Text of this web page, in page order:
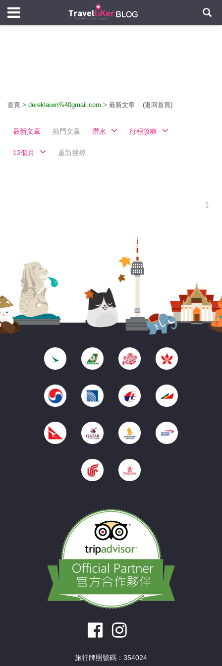
首頁 > dereklaiwn%40gmail.com > 最新文章 (返回首頁)
最新文章 熱門文章 潛水 行程攻略
12個月 重新搜尋
1
旅行牌照號碼：354024